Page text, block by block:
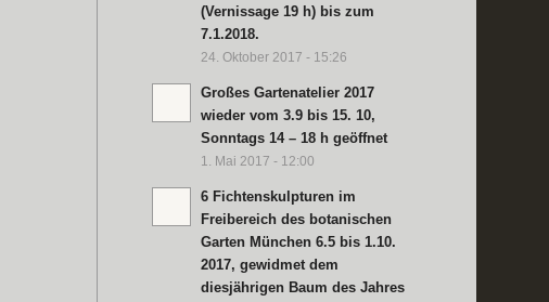
(Vernissage 19 h) bis zum
7.1.2018.
24. Oktober 2017 - 15:26
Großes Gartenatelier 2017
wieder vom 3.9 bis 15. 10,
Sonntags 14 – 18 h geöffnet
1. Mai 2017 - 12:00
6 Fichtenskulpturen im
Freibereich des botanischen
Garten München 6.5 bis 1.10.
2017, gewidmet dem
diesjährigen Baum des Jahres